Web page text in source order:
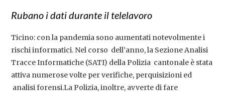
Rubano i dati durante il telelavoro
Ticino: con la pandemia sono aumentati notevolmente i
rischi informatici. Nel corso dell’anno, la Sezione Analisi
Tracce Informatiche (SATI) della Polizia cantonale è stata
attiva numerose volte per verifiche, perquisizioni ed
analisi forensi.La Polizia, inoltre, avverte di fare